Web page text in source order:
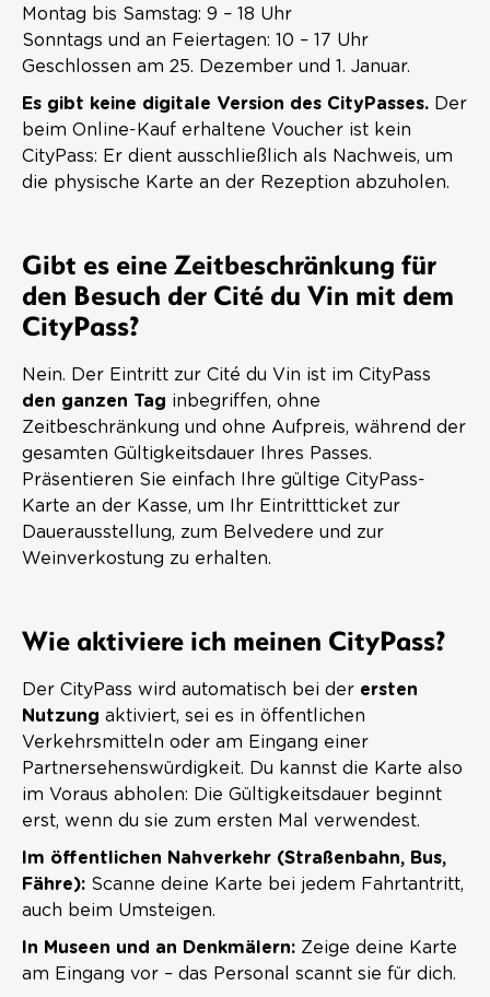
Montag bis Samstag: 9 – 18 Uhr
Sonntags und an Feiertagen: 10 – 17 Uhr
Geschlossen am 25. Dezember und 1. Januar.
Es gibt keine digitale Version des CityPasses. Der
beim Online-Kauf erhaltene Voucher ist kein
CityPass: Er dient ausschließlich als Nachweis, um
die physische Karte an der Rezeption abzuholen.
Gibt es eine Zeitbeschränkung für
den Besuch der Cité du Vin mit dem
CityPass?
Nein. Der Eintritt zur Cité du Vin ist im CityPass
den ganzen Tag inbegriffen, ohne
Zeitbeschränkung und ohne Aufpreis, während der
gesamten Gültigkeitsdauer Ihres Passes.
Präsentieren Sie einfach Ihre gültige CityPass-
Karte an der Kasse, um Ihr Eintrittticket zur
Dauerausstellung, zum Belvedere und zur
Weinverkostung zu erhalten.
Wie aktiviere ich meinen CityPass?
Der CityPass wird automatisch bei der ersten
Nutzung aktiviert, sei es in öffentlichen
Verkehrsmitteln oder am Eingang einer
Partnersehenswürdigkeit. Du kannst die Karte also
im Voraus abholen: Die Gültigkeitsdauer beginnt
erst, wenn du sie zum ersten Mal verwendest.
Im öffentlichen Nahverkehr (Straßenbahn, Bus,
Fähre): Scanne deine Karte bei jedem Fahrtantritt,
auch beim Umsteigen.
In Museen und an Denkmälern: Zeige deine Karte
am Eingang vor – das Personal scannt sie für dich.